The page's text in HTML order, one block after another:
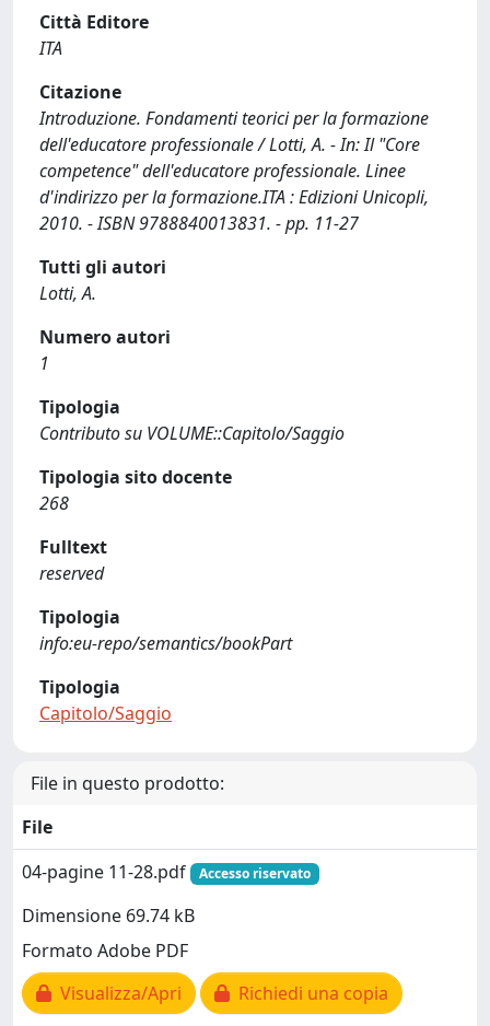
Città Editore
ITA
Citazione
Introduzione. Fondamenti teorici per la formazione
dell'educatore professionale / Lotti, A. - In: Il "Core
competence" dell'educatore professionale. Linee
d'indirizzo per la formazione.ITA : Edizioni Unicopli,
2010. - ISBN 9788840013831. - pp. 11-27
Tutti gli autori
Lotti, A.
Numero autori
1
Tipologia
Contributo su VOLUME::Capitolo/Saggio
Tipologia sito docente
268
Fulltext
reserved
Tipologia
info:eu-repo/semantics/bookPart
Tipologia
Capitolo/Saggio
File in questo prodotto:
File
04-pagine 11-28.pdf
Accesso riservato
Dimensione 69.74 kB
Formato Adobe PDF
Visualizza/Apri
Richiedi una copia